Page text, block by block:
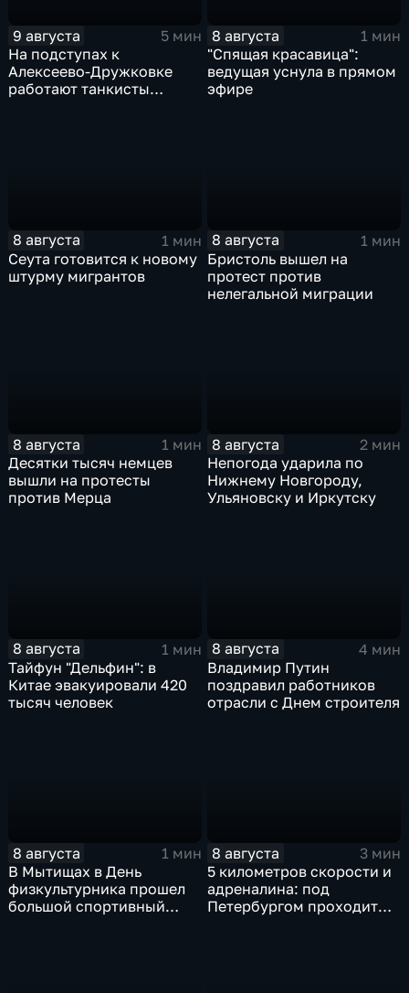
9 августа
5 мин
На подступах к
Алексеево-Дружковке
работают танкисты
8 августа
1 мин
"Спящая красавица":
ведущая уснула в прямом
эфире
8 августа
1 мин
Сеута готовится к новому
штурму мигрантов
8 августа
1 мин
Бристоль вышел на
протест против
нелегальной миграции
8 августа
1 мин
Десятки тысяч немцев
вышли на протесты
против Мерца
8 августа
2 мин
Непогода ударила по
Нижнему Новгороду,
Ульяновску и Иркутску
8 августа
1 мин
Тайфун "Дельфин": в
Китае эвакуировали 420
тысяч человек
8 августа
4 мин
Владимир Путин
поздравил работников
отрасли с Днем строителя
8 августа
1 мин
В Мытищах в День
физкультурника прошел
большой спортивный
8 августа
3 мин
5 километров скорости и
адреналина: под
Петербургом проходит